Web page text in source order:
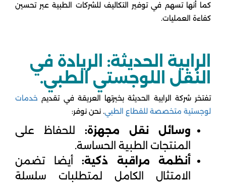
كما أنها تسهم في توفير التكاليف للشركات الطبية عبر تحسين
كفاءة العمليات.
الرابية الحديثة: الريادة في
النقل اللوجستي الطبي.
تفتخر شركة الرابية الحديثة بخبرتها العريقة في تقديم خدمات
لوجستية متخصصة للقطاع الطبي. نحن نوفر:
وسائل نقل مجهزة: للحفاظ على
المنتجات الطبية الحساسة.
أنظمة مراقبة ذكية: أيضا تضمن
الامتثال الكامل لمتطلبات سلسلة